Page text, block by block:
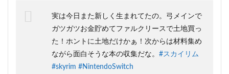
実は今日また新しく生まれてたの。弓メインで
ガツガツお金貯めてファルクリースで土地買っ
た！ホントに土地だけかぁ！次からは材料集め
ながら面白そうな本の収集だな。 #スカイリム
#skyrim #NintendoSwitch